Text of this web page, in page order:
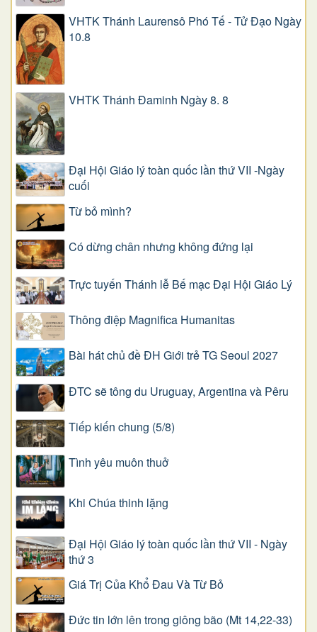
VHTK Thánh Laurensô Phó Tế - Tử Đạo Ngày
10.8
VHTK Thánh Đaminh Ngày 8. 8
Đại Hội Giáo lý toàn quốc lần thứ VII -Ngày
cuối
Từ bỏ mình?
Có dừng chân nhưng không đứng lại
Trực tuyến Thánh lễ Bế mạc Đại Hội Giáo Lý
Thông điệp Magnifica Humanitas
Bài hát chủ đề ĐH Giới trẻ TG Seoul 2027
ĐTC sẽ tông du Uruguay, Argentina và Pêru
Tiếp kiến chung (5/8)
Tình yêu muôn thuở
Khi Chúa thinh lặng
Đại Hội Giáo lý toàn quốc lần thứ VII - Ngày
thứ 3
Giá Trị Của Khổ Ðau Và Từ Bỏ
Đức tin lớn lên trong giông bão (Mt 14,22-33)